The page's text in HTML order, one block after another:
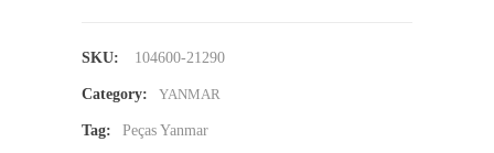
SKU: 104600-21290
Category: YANMAR
Tag: Peças Yanmar